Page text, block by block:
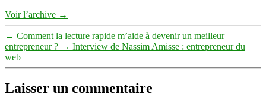
Voir l’archive →
← Comment la lecture rapide m’aide à devenir un meilleur
entrepreneur ? → Interview de Nassim Amisse : entrepreneur du
web
Laisser un commentaire